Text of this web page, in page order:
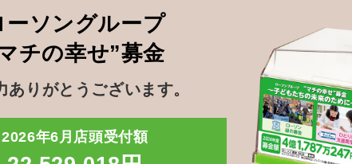
ーソングループ
チの幸せ”募金
ありがとうございます。
2026年6月店頭受付額